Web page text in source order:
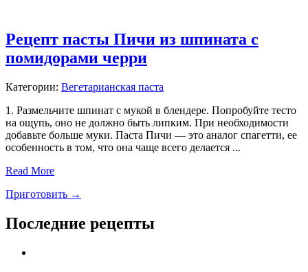
Рецепт пасты Пичи из шпината с
помидорами черри
Категории: Вегетарианская паста
1. Размельчите шпинат с мукой в блендере. Попробуйте тесто
на ощупь, оно не должно быть липким. При необходимости
добавьте больше муки. Паста Пичи — это аналог спагетти, ее
особенность в том, что она чаще всего делается ...
Read More
Приготовить →
Последние рецепты